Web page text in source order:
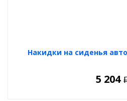
Накидки на сиденья
5 204